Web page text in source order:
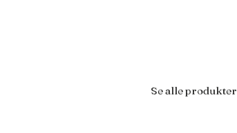
Se alle produkter